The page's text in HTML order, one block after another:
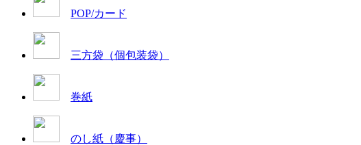
POP/カード
三方袋（個包装袋）
巻紙
のし紙（慶事）